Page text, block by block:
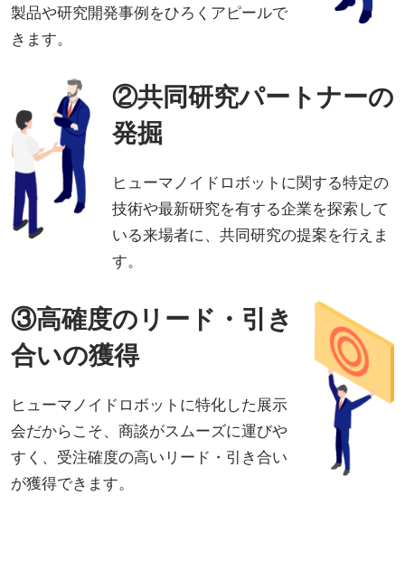
製品や研究開発事例をひろくアピールで
きます。
②共同研究パートナーの
発掘
ヒューマノイドロボットに関する特定の
技術や最新研究を有する企業を探索して
いる来場者に、共同研究の提案を行えま
す。
③高確度のリード・引き
合いの獲得
ヒューマノイドロボットに特化した展示
会だからこそ、商談がスムーズに運びや
すく、受注確度の高いリード・引き合い
が獲得できます。